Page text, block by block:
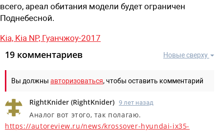
всего, ареал обитания модели будет ограничен
Поднебесной.
Kia, Kia NP, Гуанчжоу-2017
Новые сверху
19 комментариев
Вы должны авторизоваться, чтобы оставить комментарий
RightKnider (RightKnider) 9 лет назад
Аналог вот этого, так полагаю.
https://autoreview.ru/news/krossover-hyundai-ix35-